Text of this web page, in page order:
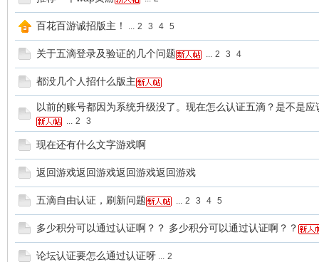
百花百游诚招版主！ ... 2 3 4 5
关于五滴登录及验证的几个问题 ... 2 3 4
都没几个人招什么版主
以前的账号都因为系统升级没了。现在怎么认证五滴？是不是
... 2 3
现在还有什么文字游戏啊
返回游戏返回游戏返回游戏返回游戏
五滴自由认证，刷新问题 ... 2 3 4 5
多少积分可以通过认证啊？？ 多少积分可以通过认证啊？？
论坛认证要怎么通过认证呀... 2